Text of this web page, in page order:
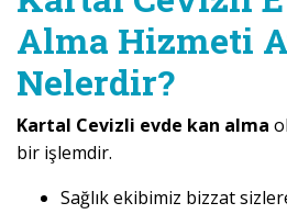
Alma Hizmeti
Nelerdir?
Kartal Cevizli evde kan alma
bir işlemdir.
Sağlık ekibimiz bizzat